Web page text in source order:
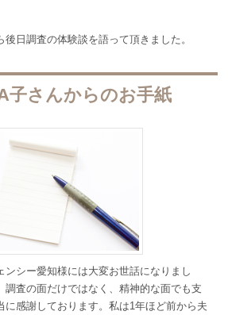
日調査の体験談を語って頂きました。
子さんからのお手紙
ンシー愛知様には大変お世話になりまし
調査の面だけではなく、精神的な面でも支
に感謝しております。私は1年ほど前から夫